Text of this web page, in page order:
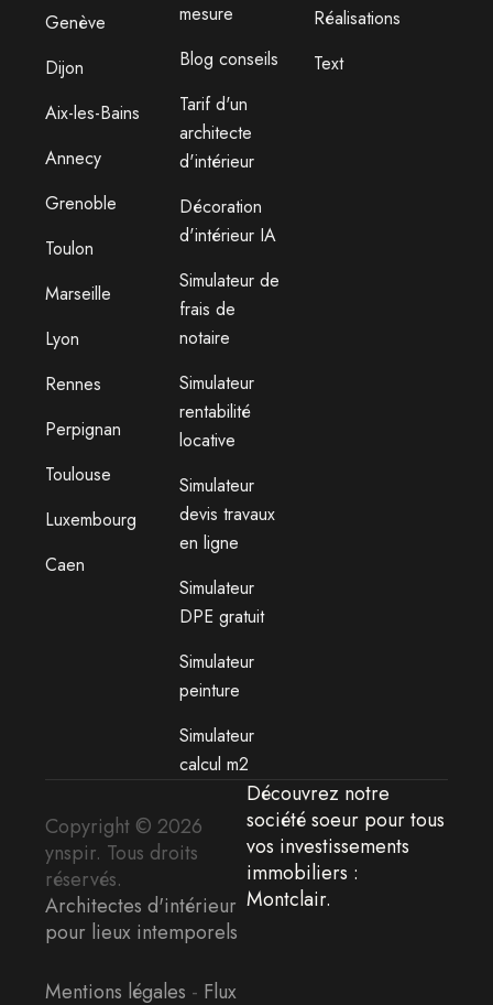
Genève
Dijon
Aix-les-Bains
Annecy
Grenoble
Toulon
Marseille
Lyon
Rennes
Perpignan
Toulouse
Luxembourg
Caen
mesure
Blog conseils
Tarif d'un
architecte
d'intérieur
Décoration
d'intérieur IA
Simulateur de
frais de
notaire
Simulateur
rentabilité
locative
Simulateur
devis travaux
en ligne
Simulateur
DPE gratuit
Simulateur
peinture
Simulateur
calcul m2
Réalisations
Text
Copyright © 2026
ynspir. Tous droits
réservés.
Architectes d'intérieur
pour lieux intemporels
Mentions légales - Flux
Découvrez notre
société soeur pour tous
vos investissements
immobiliers :
Montclair.